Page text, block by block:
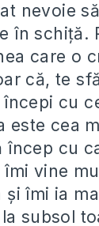
nevoie
în schiță.
care o
că, te
cu
este cea
încep cu
vine
și îmi ia
subsol